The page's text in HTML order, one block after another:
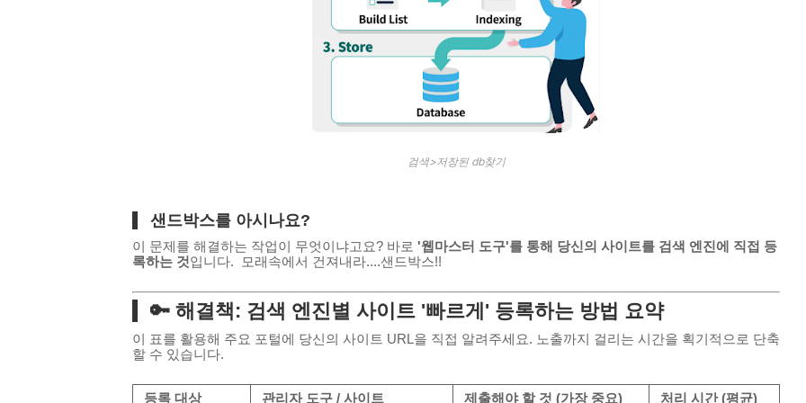
검색>저장된 db찾기
샌드박스를 아시나요?
이 문제를 해결하는 작업이 무엇이냐고요? 바로 '웹마스터 도구'를 통해 당신의 사이트를 검색 엔진에 직접 등
록하는 것입니다. 모래속에서 건져내라....샌드박스!!
🔑 해결책: 검색 엔진별 사이트 '빠르게' 등록하는 방법 요약
이 표를 활용해 주요 포털에 당신의 사이트 URL을 직접 알려주세요. 노출까지 걸리는 시간을 획기적으로 단축
할 수 있습니다.
등록 대상 관리자 도구 / 사이트 제출해야 할 것 (가장 중요) 처리 시간 (평균)